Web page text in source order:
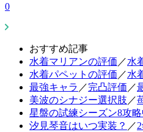
0
おすすめ記事
水着マリアンの評価 ／水
水着パペットの評価 ／水
最強キャラ ／完凸評価 ／
美波のシナジー選択肢 ／
星盤の試練シーズン8攻略
汐見琴音はいつ実装？ ／